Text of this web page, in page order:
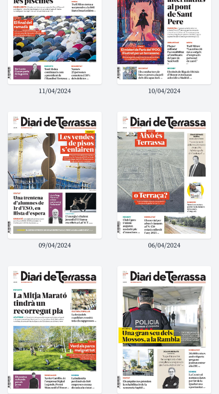
11/04/2024 10/04/2024
09/04/2024 06/04/2024